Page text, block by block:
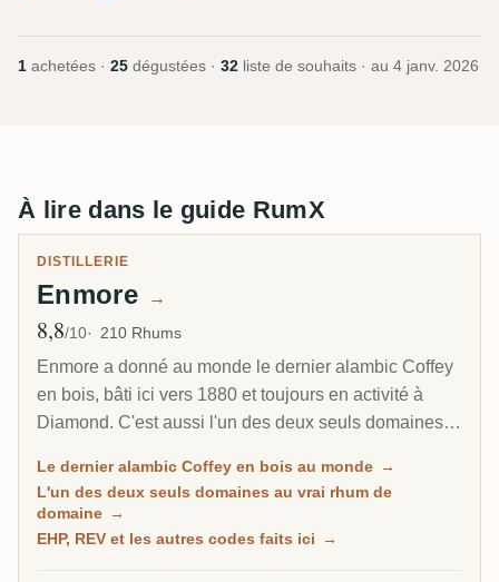
1 achetées · 25 dégustées · 32 liste de souhaits · au 4 janv. 2026
À lire dans le guide RumX
DISTILLERIE
Enmore →
Note moyenne
8,8/10 210 Rhums
Enmore a donné au monde le dernier alambic Coffey
en bois, bâti ici vers 1880 et toujours en activité à
Diamond. C'est aussi l'un des deux seuls domaines
distillé pendant que le lieu tournait : 17 millésimes
entre 1962 et la fermeture, en avril 1994. Sur la
plupart des pages Demerara, cette phrase est fausse.
Le dernier alambic Coffey en bois au monde →
L'un des deux seuls domaines au vrai rhum de
domaine →
EHP, REV et les autres codes faits ici →